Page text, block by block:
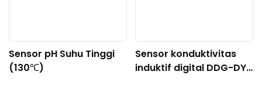
Sensor pH Suhu Tinggi
(130℃)
Sensor konduktivitas
induktif digital DDG-DY-